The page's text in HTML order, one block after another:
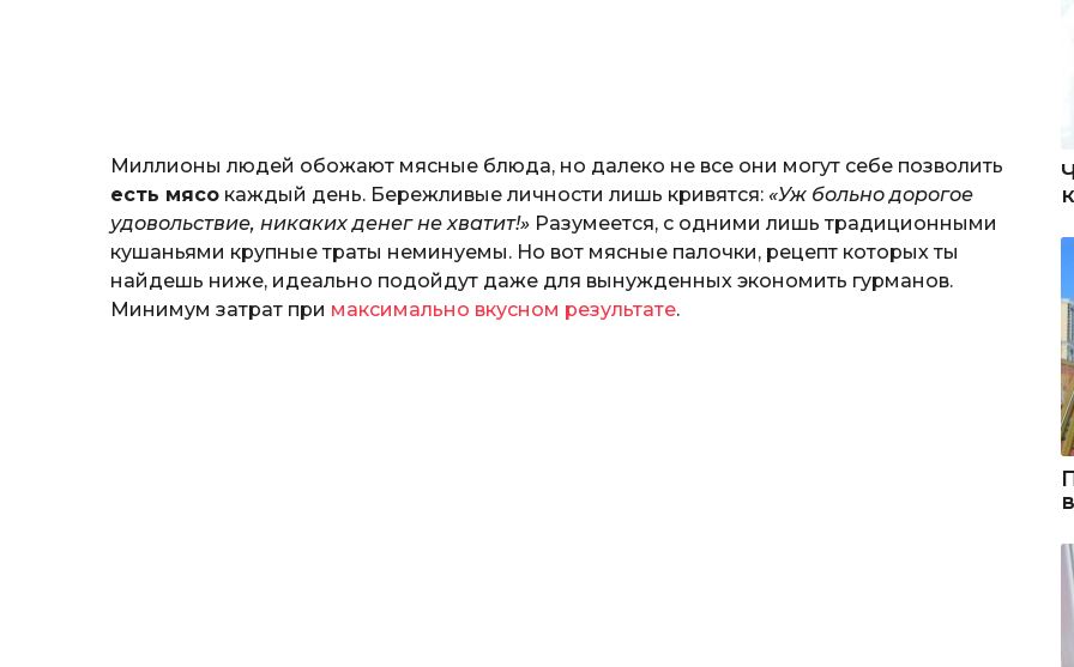
Миллионы людей обожают мясные блюда, но далеко не все они могут себе позволить
есть мясо каждый день. Бережливые личности лишь кривятся: «Уж больно дорогое
удовольствие, никаких денег не хватит!» Разумеется, с одними лишь традиционными
кушаньями крупные траты неминуемы. Но вот мясные палочки, рецепт которых ты
найдешь ниже, идеально подойдут даже для вынужденных экономить гурманов.
Минимум затрат при максимально вкусном результате.